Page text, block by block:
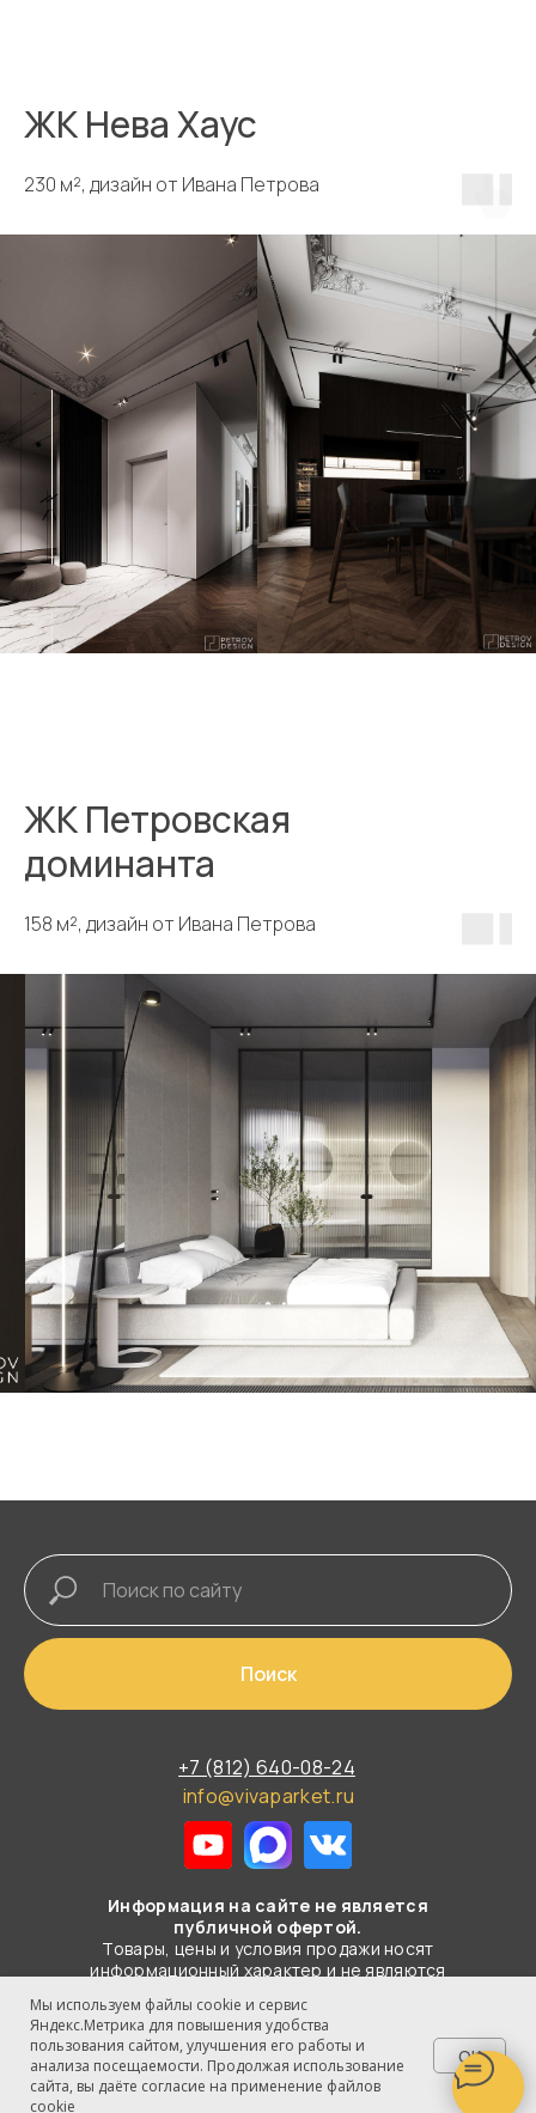
ЖК Нева Хаус
230 м², дизайн от Ивана Петрова
ЖК Петровская
доминанта
158 м², дизайн от Ивана Петрова
Поиск
Информация на сайте не является
публичной офертой.
Товары, цены и условия продажи носят
информационный характер и не являются
статьи 437 ГК РФ.
© 2003-2026 Все права защищены
ООО "ВИВА-ПАРКЕТ"
info@vivaparket.ru
+7 (812) 640-08-24
Мы используем файлы cookie и сервис
Яндекс.Метрика для повышения удобства
пользования сайтом, улучшения его работы и
анализа посещаемости. Продолжая использование
сайта, вы даёте согласие на применение файлов
cookie
OK